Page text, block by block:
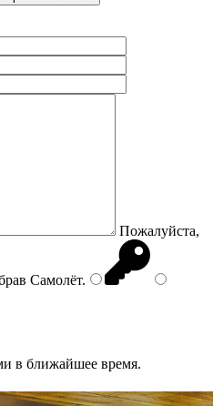
Пожалуйста,
Самолёт.
в ближайшее время.